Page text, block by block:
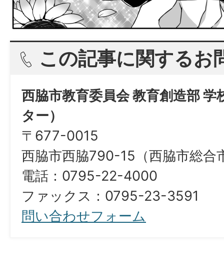
この記事に関するお
西脇市教育委員会 教育創造部 学
ター）
〒677-0015
西脇市西脇790-15（西脇市総合
電話：0795-22-4000
ファックス：0795-23-3591
問い合わせフォーム